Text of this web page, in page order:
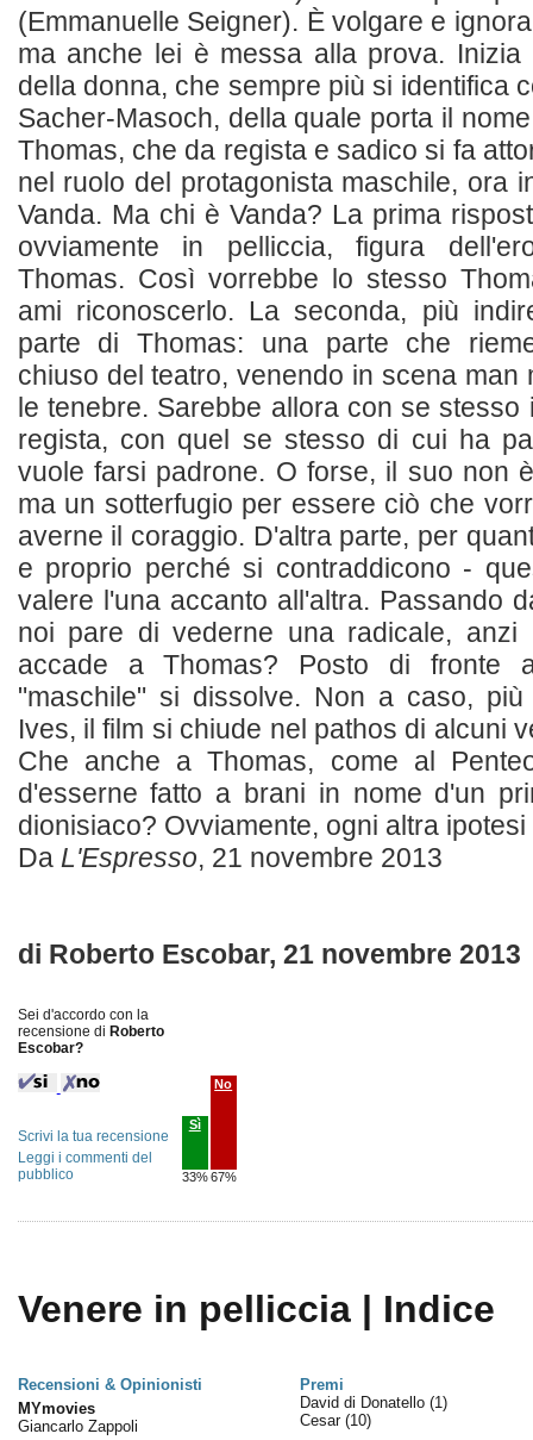
(Emmanuelle Seigner). È volgare e
ma anche lei è messa alla prova. Inizia
della donna, che sempre più si identifica
Sacher-Masoch, della quale porta il
Thomas, che da regista e sadico si fa
nel ruolo del protagonista maschile, ora
Vanda. Ma chi è Vanda? La prima
ovviamente in pelliccia, figura
Thomas. Così vorrebbe lo stesso
ami riconoscerlo. La seconda, più
parte di Thomas: una parte che
chiuso del teatro, venendo in scena man
le tenebre. Sarebbe allora con se stesso
regista, con quel se stesso di cui ha
vuole farsi padrone. O forse, il suo non
ma un sotterfugio per essere ciò che
averne il coraggio. D'altra parte, per
e proprio perché si contraddicono -
valere l'una accanto all'altra. Passando
noi pare di vederne una radicale, anzi
accade a Thomas? Posto di fronte
"maschile" si dissolve. Non a caso,
Ives, il film si chiude nel pathos di alcuni
Che anche a Thomas, come al
d'esserne fatto a brani in nome d'un
dionisiaco? Ovviamente, ogni altra
Da L'Espresso, 21 novembre 2013
di Roberto Escobar, 21 novembre 2013
Sei d'accordo con la
recensione di Roberto
Escobar?
Sì
33%
No
67%
Scrivi la tua recensione
Leggi i commenti del
pubblico
Venere in pelliccia | Indice
Recensioni & Opinionisti
Premi
MYmovies
Giancarlo Zappoli
David di Donatello (1)
Cesar (10)